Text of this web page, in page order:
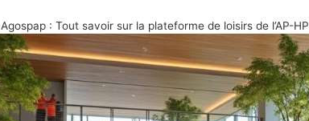
Agospap : Tout savoir sur la plateforme de loisirs de l’AP-HP